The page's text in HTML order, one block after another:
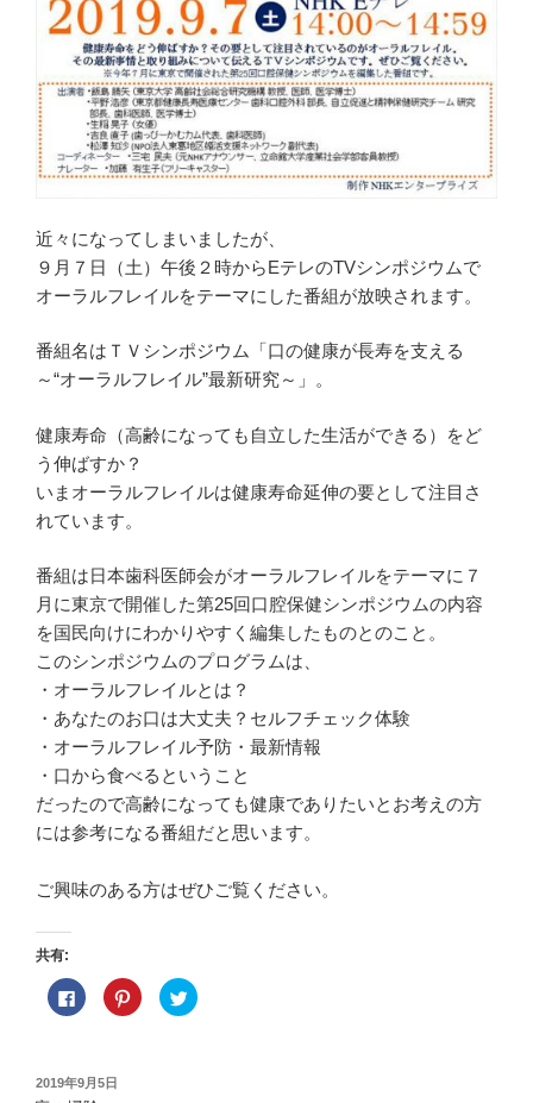
近々になってしまいましたが、
９月７日（土）午後２時からEテレのTVシンポジウムで
オーラルフレイルをテーマにした番組が放映されます。
番組名はＴＶシンポジウム「口の健康が長寿を支える
～“オーラルフレイル”最新研究～」。
健康寿命（高齢になっても自立した生活ができる）をど
う伸ばすか？
いまオーラルフレイルは健康寿命延伸の要として注目さ
れています。
番組は日本歯科医師会がオーラルフレイルをテーマに７
月に東京で開催した第25回口腔保健シンポジウムの内容
を国民向けにわかりやすく編集したものとのこと。
このシンポジウムのプログラムは、
・オーラルフレイルとは？
・あなたのお口は大丈夫？セルフチェック体験
・オーラルフレイル予防・最新情報
・口から食べるということ
だったので高齢になっても健康でありたいとお考えの方
には参考になる番組だと思います。
ご興味のある方はぜひご覧ください。
共有:
F
a
o
k
ク
リ
ク
リ
投
2019年9月5日